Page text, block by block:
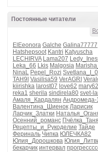
Постоянные читатели
ElEeonora Galche Galina77777
Hatshepsoot Kantri Katyuscha
LECHIRVA Lama207
Leka_66 Lkis Malgosia
NinaL Pepel_Rozi
TAH9I Vasilisa59 VerAGRI
kiirishka larost07 love62 mary62
reka1 sherila sindirela80 svet-
Амаля_Кардалян Андромеда-
Валентина_Шиенок Ларисик
Ларчик_Златки
Осенний_романс Пчёлка_Таня
Рецепты_и_Рукоделие Тайде
Фериналь Чипка ЮЛЕЧКА82
Юлия_Дорошкова
бекарчик интервал